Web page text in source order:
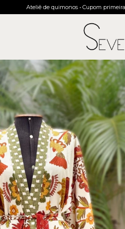
Ateliê de quimonos • Cupom